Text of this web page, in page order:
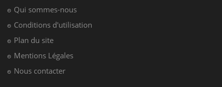
Qui sommes-nous
Conditions d'utilisation
Plan du site
Mentions Légales
Nous contacter